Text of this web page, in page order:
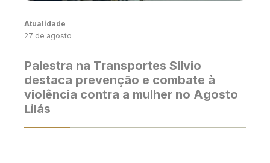
Atualidade
27 de agosto
Palestra na Transportes Sílvio
destaca prevenção e combate à
violência contra a mulher no Agosto
Lilás